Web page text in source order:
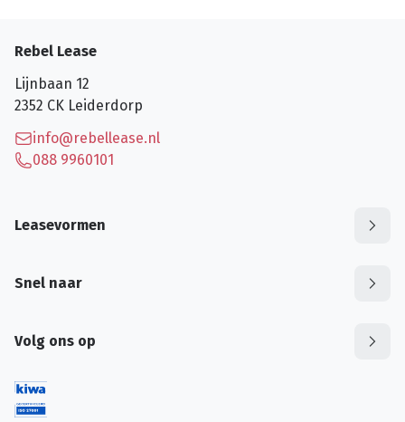
Rebel Lease
Lijnbaan 12
2352 CK Leiderdorp
info@rebellease.nl
088 9960101
Leasevormen
Snel naar
Volg ons op